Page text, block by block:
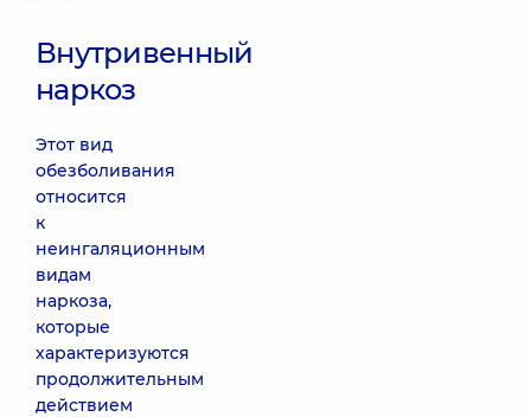
Внутривенный
наркоз
Этот вид
обезболивания
относится
к
неингаляционным
видам
наркоза,
которые
характеризуются
продолжительным
действием